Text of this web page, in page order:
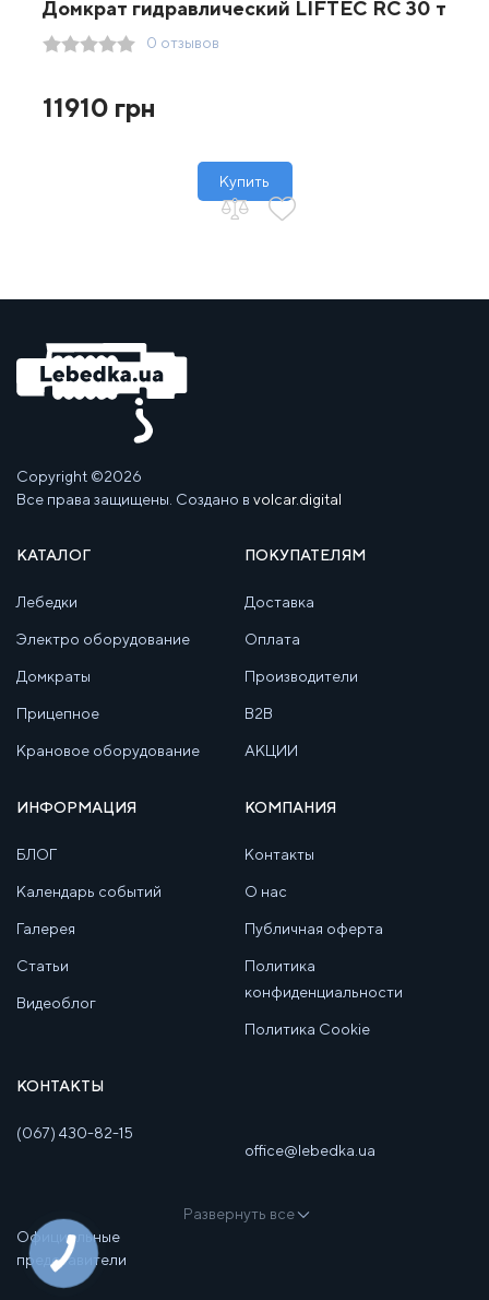
Домкрат гидравлический LIFTEC RC 30 т
0 отзывов
11910 грн
Купить
Copyright ©2026
Все права защищены. Создано в volcar.digital
КАТАЛОГ
Лебедки
Электро оборудование
Домкраты
Прицепное
Крановое оборудование
ПОКУПАТЕЛЯМ
Доставка
Оплата
Производители
B2B
АКЦИИ
ИНФОРМАЦИЯ
БЛОГ
Календарь событий
Галерея
Статьи
Видеоблог
КОМПАНИЯ
Контакты
О нас
Публичная оферта
Политика
конфиденциальности
Политика Cookie
КОНТАКТЫ
(067) 430-82-15
office@lebedka.ua
Развернуть все
Официальные
представители